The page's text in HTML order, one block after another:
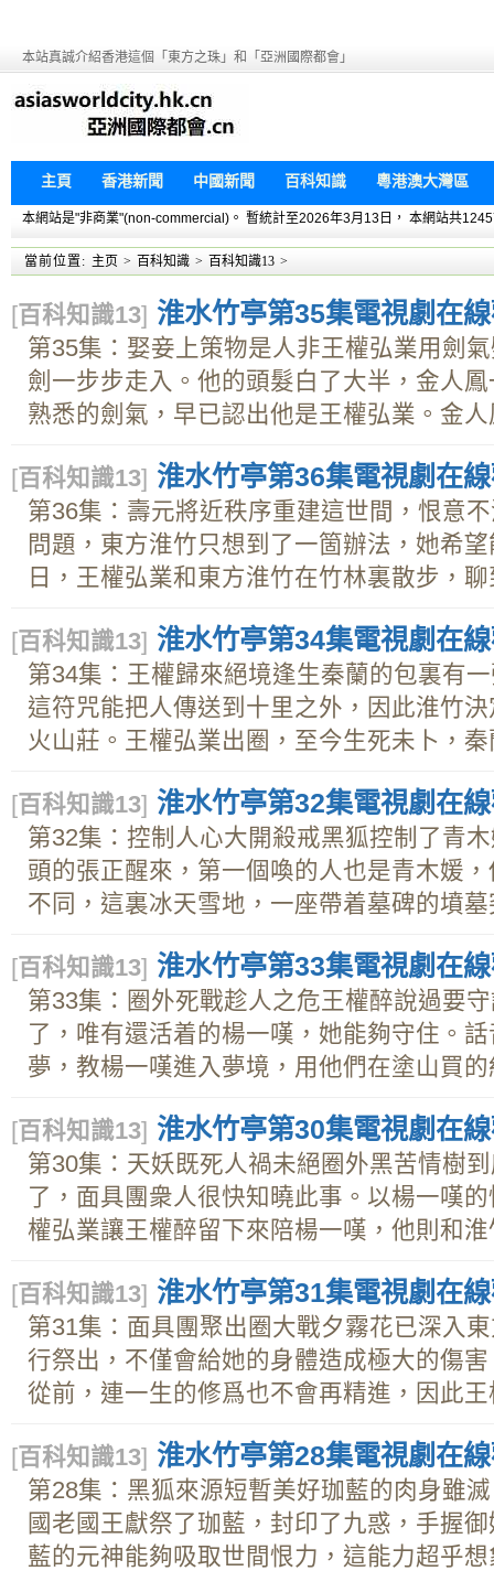
本站真誠介紹香港這個「東方之珠」和「亞洲國際都會」
主頁 香港新聞 中國新聞 百科知識 粵港澳大灣區
本網站是"非商業"(non-commercial)。 暫統計至2026年3月13日， 本網站共
當前位置: 主页 > 百科知識 > 百科知識13 >
[百科知識13] 淮水竹亭第35集電視劇在
第35集：娶妾上策物是人非王權弘業用劍
劍一步步走入。他的頭髮白了大半，金人
熟悉的劍氣，早已認出他是王權弘業。金人
[百科知識13] 淮水竹亭第36集電視劇在
第36集：壽元將近秩序重建這世間，恨意
問題，東方淮竹只想到了一箇辦法，她希
日，王權弘業和東方淮竹在竹林裏散步，
[百科知識13] 淮水竹亭第34集電視劇在
第34集：王權歸來絕境逢生秦蘭的包裏有
這符咒能把人傳送到十里之外，因此淮竹
火山莊。王權弘業出圈，至今生死未卜，秦
[百科知識13] 淮水竹亭第32集電視劇在
第32集：控制人心大開殺戒黑狐控制了青
頭的張正醒來，第一個喚的人也是青木媛
不同，這裏冰天雪地，一座帶着墓碑的墳墓
[百科知識13] 淮水竹亭第33集電視劇在
第33集：圈外死戰趁人之危王權醉說過要
了，唯有還活着的楊一嘆，她能夠守住。
夢，教楊一嘆進入夢境，用他們在塗山買
[百科知識13] 淮水竹亭第30集電視劇在
第30集：天妖既死人禍未絕圈外黑苦情樹
了，面具團衆人很快知曉此事。以楊一嘆
權弘業讓王權醉留下來陪楊一嘆，他則和
[百科知識13] 淮水竹亭第31集電視劇在
第31集：面具團聚出圈大戰夕霧花已深入
行祭出，不僅會給她的身體造成極大的傷
從前，連一生的修爲也不會再精進，因此王
[百科知識13] 淮水竹亭第28集電視劇在
第28集：黑狐來源短暫美好珈藍的肉身雖
國老國王獻祭了珈藍，封印了九惑，手握
藍的元神能夠吸取世間恨力，這能力超乎想